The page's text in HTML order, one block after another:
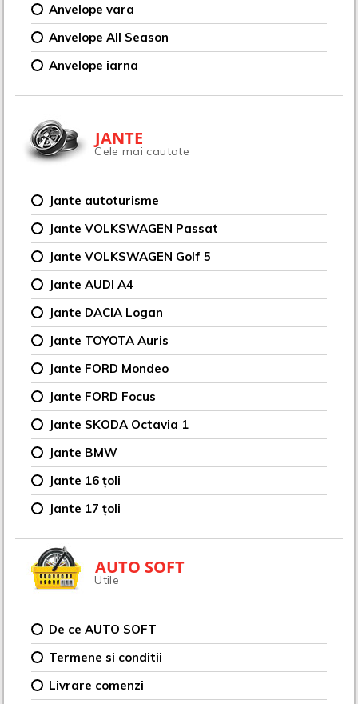
Anvelope vara
Anvelope All Season
Anvelope iarna
JANTE
Cele mai cautate
Jante autoturisme
Jante VOLKSWAGEN Passat
Jante VOLKSWAGEN Golf 5
Jante AUDI A4
Jante DACIA Logan
Jante TOYOTA Auris
Jante FORD Mondeo
Jante FORD Focus
Jante SKODA Octavia 1
Jante BMW
Jante 16 țoli
Jante 17 țoli
AUTO SOFT
Utile
De ce AUTO SOFT
Termene si conditii
Livrare comenzi